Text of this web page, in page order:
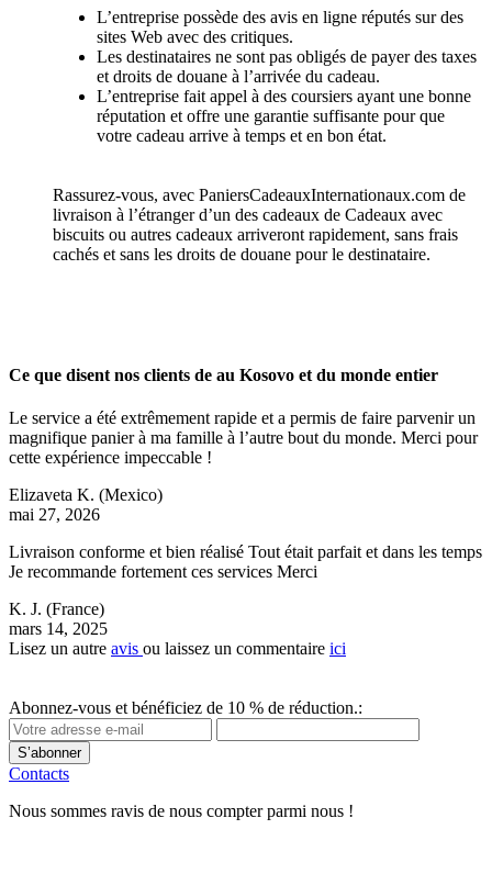
L’entreprise possède des avis en ligne réputés sur des
sites Web avec des critiques.
Les destinataires ne sont pas obligés de payer des taxes
et droits de douane à l’arrivée du cadeau.
L’entreprise fait appel à des coursiers ayant une bonne
réputation et offre une garantie suffisante pour que
votre cadeau arrive à temps et en bon état.
Rassurez-vous, avec PaniersCadeauxInternationaux.com de
livraison à l’étranger d’un des cadeaux de Cadeaux avec
biscuits ou autres cadeaux arriveront rapidement, sans frais
cachés et sans les droits de douane pour le destinataire.
Ce que disent nos clients de au Kosovo et du monde entier
Le service a été extrêmement rapide et a permis de faire parvenir un
magnifique panier à ma famille à l’autre bout du monde. Merci pour
cette expérience impeccable !
Elizaveta K. (Mexico)
mai 27, 2026
Livraison conforme et bien réalisé Tout était parfait et dans les temps
Je recommande fortement ces services Merci
K. J. (France)
mars 14, 2025
Lisez un autre avis ou laissez un commentaire ici
Abonnez-vous et bénéficiez de 10 % de réduction.:
S’abonner
Contacts
Nous sommes ravis de nous compter parmi nous !